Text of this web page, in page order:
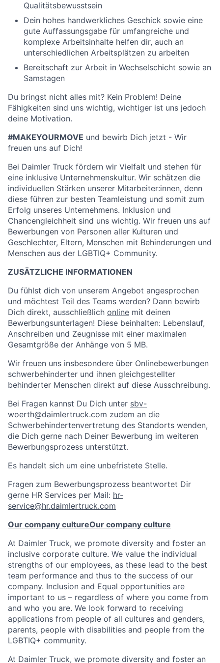
Qualitätsbewusstsein
Dein hohes handwerkliches Geschick sowie eine
gute Auffassungsgabe für umfangreiche und
komplexe Arbeitsinhalte helfen dir, auch an
unterschiedlichen Arbeitsplätzen zu arbeiten
Bereitschaft zur Arbeit in Wechselschicht sowie an
Samstagen
Du bringst nicht alles mit? Kein Problem! Deine
Fähigkeiten sind uns wichtig, wichtiger ist uns jedoch
deine Motivation.
#MAKEYOURMOVE und bewirb Dich jetzt - Wir
freuen uns auf Dich!
Bei Daimler Truck fördern wir Vielfalt und stehen für
eine inklusive Unternehmenskultur. Wir schätzen die
individuellen Stärken unserer Mitarbeiter:innen, denn
diese führen zur besten Teamleistung und somit zum
Erfolg unseres Unternehmens. Inklusion und
Chancengleichheit sind uns wichtig. Wir freuen uns auf
Bewerbungen von Personen aller Kulturen und
Geschlechter, Eltern, Menschen mit Behinderungen und
Menschen aus der LGBTIQ+ Community.
ZUSÄTZLICHE INFORMATIONEN
Du fühlst dich von unserem Angebot angesprochen
und möchtest Teil des Teams werden? Dann bewirb
Dich direkt, ausschließlich online mit deinen
Bewerbungsunterlagen! Diese beinhalten: Lebenslauf,
Anschreiben und Zeugnisse mit einer maximalen
Gesamtgröße der Anhänge von 5 MB.
Wir freuen uns insbesondere über Onlinebewerbungen
schwerbehinderter und ihnen gleichgestellter
behinderter Menschen direkt auf diese Ausschreibung.
Bei Fragen kannst Du Dich unter sbv-
woerth@daimlertruck.com zudem an die
Schwerbehindertenvertretung des Standorts wenden,
die Dich gerne nach Deiner Bewerbung im weiteren
Bewerbungsprozess unterstützt.
Es handelt sich um eine unbefristete Stelle.
Fragen zum Bewerbungsprozess beantwortet Dir
gerne HR Services per Mail: hr-
service@hr.daimlertruck.com
Our company cultureOur company culture
At Daimler Truck, we promote diversity and foster an
inclusive corporate culture. We value the individual
strengths of our employees, as these lead to the best
team performance and thus to the success of our
company. Inclusion and Equal opportunities are
important to us – regardless of where you come from
and who you are. We look forward to receiving
applications from people of all cultures and genders,
parents, people with disabilities and people from the
LGBTIQ+ community.
At Daimler Truck, we promote diversity and foster an